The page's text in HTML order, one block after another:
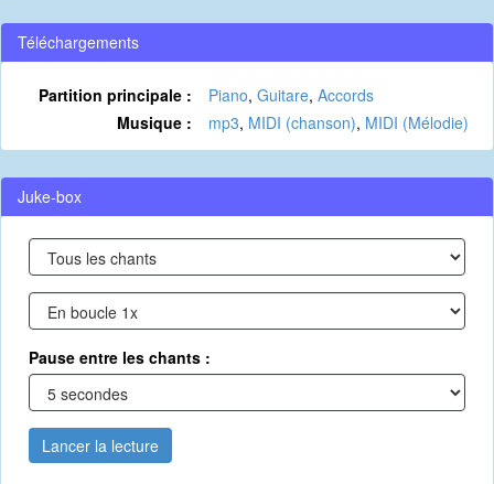
Téléchargements
Partition principale : Piano, Guitare, Accords
Musique :
mp3, MIDI (chanson), MIDI (Mélodie)
Juke-box
Pause entre les chants :
Lancer la lecture